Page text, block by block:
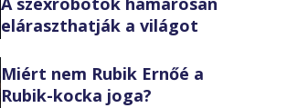
eláraszthatják a világot
Miért nem Rubik Ernőé a
Rubik-kocka joga?